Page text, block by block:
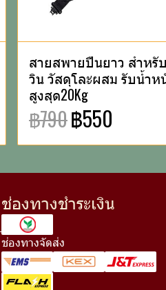
สายสพายปืนยาว สำหรั
วิน วัสดุโละผสม รับน้ำห
สูงสุด20Kg
฿790฿550
ช่องทางชำระเงิน
ช่องทางจัดส่ง